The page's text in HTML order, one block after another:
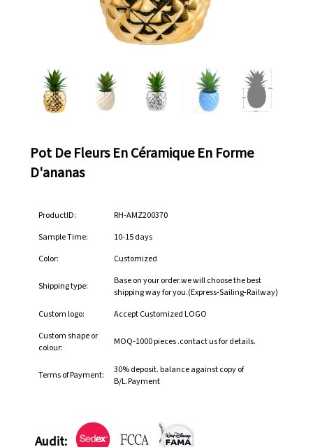
Pot De Fleurs En Céramique En Forme
D'ananas
ProductID:
RH-AMZ200370
Sample Time:
10-15 days
Color:
Customized
Shipping type:
Base on your order.we will choose the best
shipping way for you.(Express-Sailing-Railway)
Custom logo:
Accept Customized LOGO
Custom shape or
colour:
MOQ-1000 pieces .contact us for details.
Terms of Payment:
30% deposit. balance against copy of
B/L.Payment
Audit: